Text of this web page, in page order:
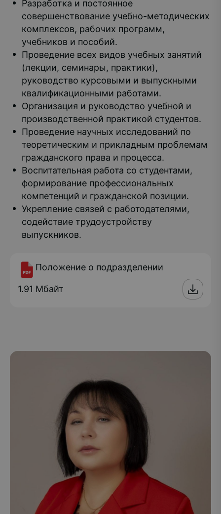
Разработка и постоянное
совершенствование учебно-методических
комплексов, рабочих программ,
учебников и пособий.
Проведение всех видов учебных занятий
(лекции, семинары, практики),
руководство курсовыми и выпускными
квалификационными работами.
Организация и руководство учебной и
производственной практикой студентов.
Проведение научных исследований по
теоретическим и прикладным проблемам
гражданского права и процесса.
Воспитательная работа со студентами,
формирование профессиональных
компетенций и гражданской позиции.
Укрепление связей с работодателями,
содействие трудоустройству
выпускников.
Положение о подразделении
1.91 Мбайт